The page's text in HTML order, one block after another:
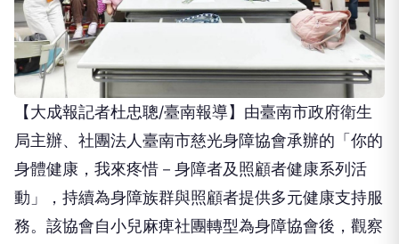
源網」https://45plus.wda.gov.tw/查詢。(圖/記者黃
音文翻攝)
NEXT
溫暖陪伴守護情感！慈光身障協會辦婚姻生育輔導
講座